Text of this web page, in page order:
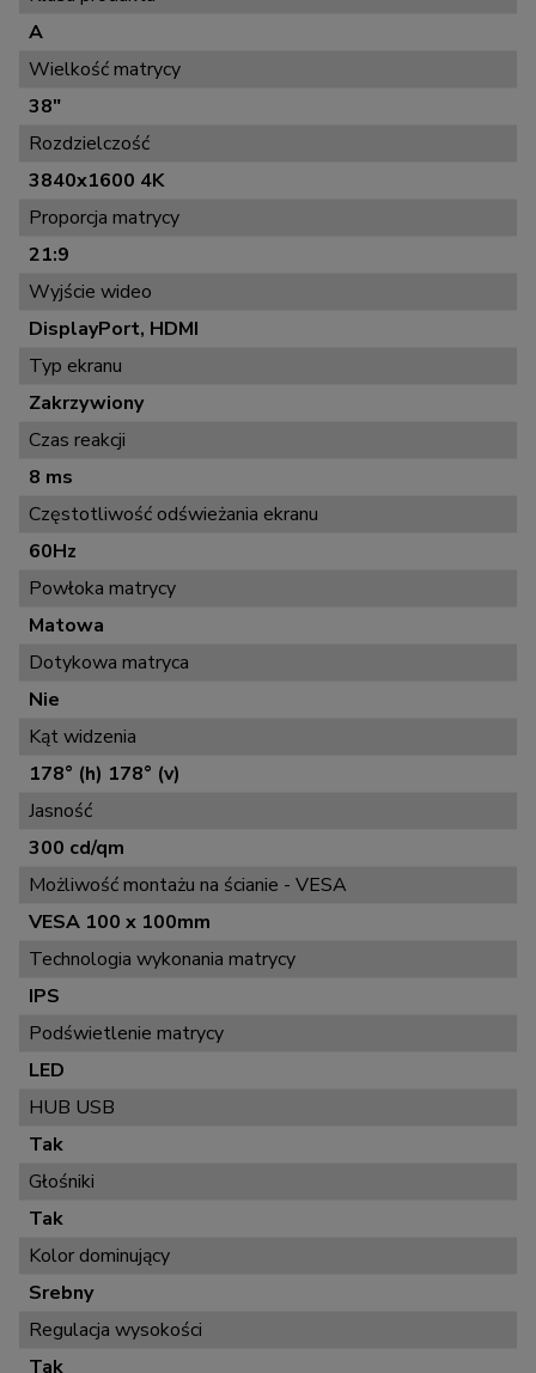
A
Wielkość matrycy
38"
Rozdzielczość
3840x1600 4K
Proporcja matrycy
21:9
Wyjście wideo
DisplayPort, HDMI
Typ ekranu
Zakrzywiony
Czas reakcji
8 ms
Częstotliwość odświeżania ekranu
60Hz
Powłoka matrycy
Matowa
Dotykowa matryca
Nie
Kąt widzenia
178° (h) 178° (v)
Jasność
300 cd/qm
Możliwość montażu na ścianie - VESA
VESA 100 x 100mm
Technologia wykonania matrycy
IPS
Podświetlenie matrycy
LED
HUB USB
Tak
Głośniki
Tak
Kolor dominujący
Srebny
Regulacja wysokości
Tak